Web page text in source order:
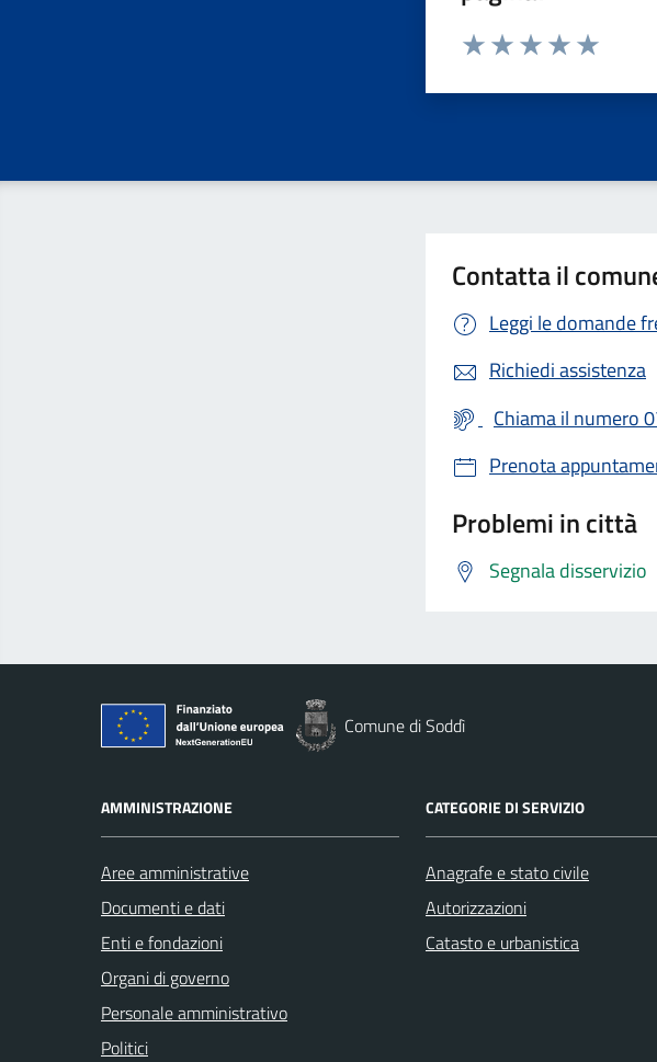
Valuta da 1 a 5 stelle la pagina
Contatta il
Leggi le domande
Richiedi assistenza
Chiama il numero
Prenota
Problemi in città
Segnala disservizio
Comune di Soddì
AMMINISTRAZIONE
Aree amministrative
Documenti e dati
Enti e fondazioni
Organi di governo
Personale amministrativo
Politici
CATEGORIE DI SERVIZIO
Anagrafe e stato civile
Autorizzazioni
Catasto e urbanistica